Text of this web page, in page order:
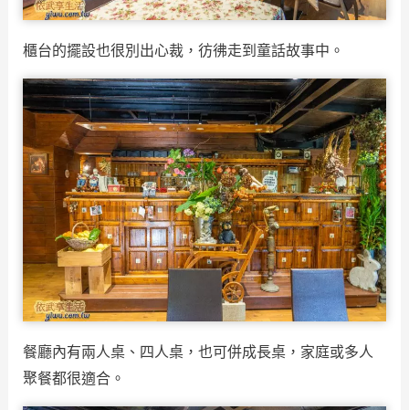
櫃台的擺設也很別出心裁，彷彿走到童話故事中。
餐廳內有兩人桌、四人桌，也可併成長桌，家庭或多人
聚餐都很適合。